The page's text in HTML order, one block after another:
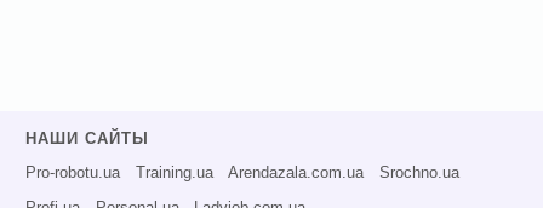
НАШИ САЙТЫ
Pro-robotu.ua Training.ua Arendazala.com.ua Srochno.ua